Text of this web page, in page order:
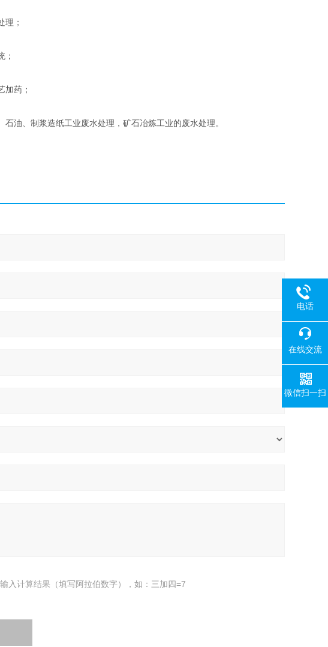
；
药；
、制浆造纸工业废水处理，矿石冶炼工业的废水处理。
入计算结果（填写阿拉伯数字），如：三加四=7
电话
在线交流
微信扫一扫